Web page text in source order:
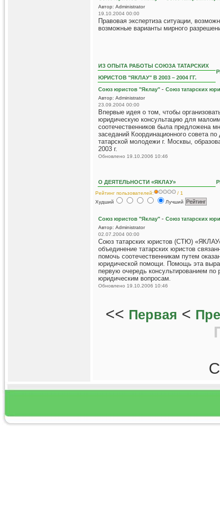
Автор: Administrator
19.10.2004 00:00
Правовая экспертиза ситуации,
возможные варианты мирного
ИЗ ОПЫТА РАБОТЫ СОЮЗА ТАТАРСКИХ
ЮРИСТОВ "ЯКЛАУ" В 2003 – 2004 ГГ.
Союз юристов "Яклау" - Союз татарских
Автор: Administrator
23.09.2004 00:00
Впервые идея о том, чтобы
юридическую консультацию для
соотечественников была предложена
заседаний Координационного совета
татарской молодежи г. Москвы,
2003 г.
Обновлено 19.10.2006 10:46
О ДЕЯТЕЛЬНОСТИ «ЯКЛАУ»
Рейтинг пользователей:
/ 1
Худший
Лучший
Союз юристов "Яклау" - Союз татарских
Автор: Administrator
02.07.2004 00:00
Cоюз татарских юристов (СТЮ)
объединение татарских юристов
помочь соотечественникам путем
юридической помощи. Помощь эта
первую очередь консультированием по
юридическим вопросам.
Обновлено 19.10.2006 10:46
<< Первая <